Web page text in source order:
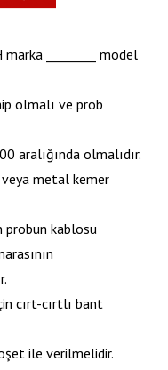
________ model
olmalı ve prob
aralığında olmalıdır.
metal kemer
probun kablosu
cırt-cırtlı bant
ile verilmelidir.